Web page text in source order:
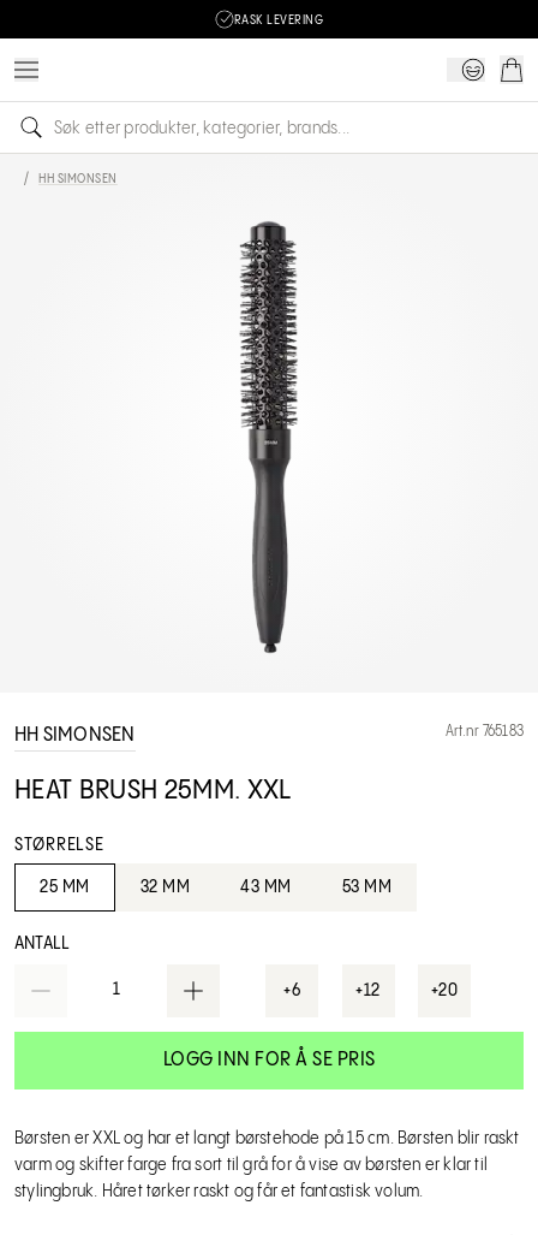
RASK LEVERING
/ HH SIMONSEN
HH SIMONSEN Art.nr 765183
HEAT BRUSH 25MM. XXL
STØRRELSE
25 MM 32 MM 43 MM 53 MM
ANTALL
1 +6 +12 +20
LOGG INN FOR Å SE PRIS
Børsten er XXL og har et langt børstehode på 15 cm. Børsten blir raskt
varm og skifter farge fra sort til grå for å vise av børsten er klar til
stylingbruk. Håret tørker raskt og får et fantastisk volum.